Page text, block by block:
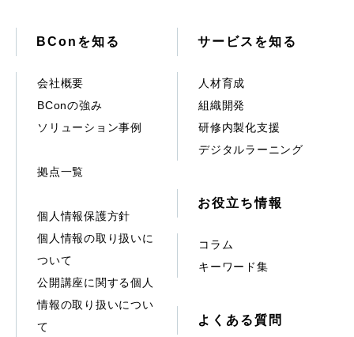
BConを知る
会社概要
BConの強み
ソリューション事例
拠点一覧
個人情報保護方針
個人情報の取り扱いに
ついて
公開講座に関する個人
情報の取り扱いについ
て
サービスを知る
人材育成
組織開発
研修内製化支援
デジタルラーニング
お役立ち情報
コラム
キーワード集
よくある質問